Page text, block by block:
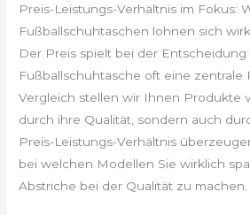
Preis-Leistungs-Verhältnis im Fokus:
Fußballschuhtaschen lohnen sich
Der Preis spielt bei der
Fußballschuhtasche oft eine zentrale
Vergleich stellen wir Ihnen Produkte
durch ihre Qualität, sondern auch
Preis-Leistungs-Verhältnis
bei welchen Modellen Sie wirklich
Abstriche bei der Qualität zu machen.